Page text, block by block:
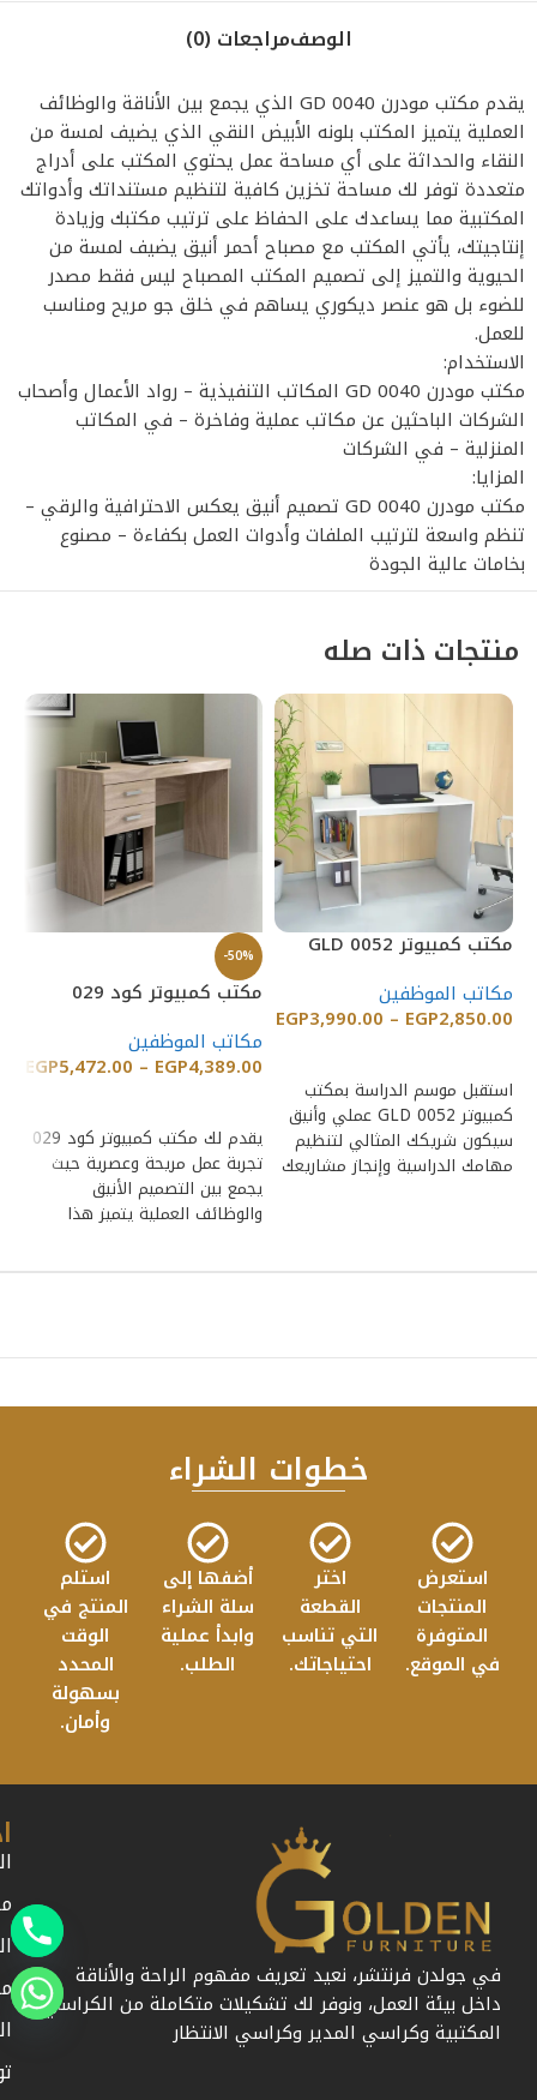
الوصفمراجعات (0)
يقدم مكتب مودرن GD 0040 الذي يجمع بين الأناقة والوظائف
العملية يتميز المكتب بلونه الأبيض النقي الذي يضيف لمسة من
النقاء والحداثة على أي مساحة عمل يحتوي المكتب على أدراج
متعددة توفر لك مساحة تخزين كافية لتنظيم مستنداتك وأدواتك
المكتبية مما يساعدك على الحفاظ على ترتيب مكتبك وزيادة
إنتاجيتك، يأتي المكتب مع مصباح أحمر أنيق يضيف لمسة من
الحيوية والتميز إلى تصميم المكتب المصباح ليس فقط مصدر
للضوء بل هو عنصر ديكوري يساهم في خلق جو مريح ومناسب
للعمل.
الاستخدام:
مكتب مودرن GD 0040 المكاتب التنفيذية – رواد الأعمال وأصحاب
الشركات الباحثين عن مكاتب عملية وفاخرة – في المكاتب
المنزلية – في الشركات
المزايا:
مكتب مودرن GD 0040 تصميم أنيق يعكس الاحترافية والرقي –
تنظم واسعة لترتيب الملفات وأدوات العمل بكفاءة – مصنوع
بخامات عالية الجودة
منتجات ذات صله
مكتب كمبيوتر GLD 0052
مكاتب الموظفين
EGP2,850.00
–
EGP3,990.00
استقبل موسم الدراسة بمكتب
كمبيوتر GLD 0052 عملي وأنيق
سيكون شريكك المثالي لتنظيم
مهامك الدراسية وإنجاز مشاريعك
-50%
مكتب كمبيوتر كود 029
مكاتب الموظفين
EGP4,389.00
–
EGP5,472.00
يقدم لك مكتب كمبيوتر كود 029
تجربة عمل مريحة وعصرية حيث
يجمع بين التصميم الأنيق
والوظائف العملية يتميز هذا
خطوات الشراء
استعرض
المنتجات
المتوفرة
في الموقع.
اختر
القطعة
التي تناسب
احتياجاتك.
أضفها إلى
سلة الشراء
وابدأ عملية
الطلب.
استلم
المنتج في
الوقت
المحدد
بسهولة
وأمان.
في جولدن فرنتشر، نعيد تعريف مفهوم الراحة والأناقة
داخل بيئة العمل، ونوفر لك تشكيلات متكاملة من الكراسي
المكتبية وكراسي المدير وكراسي الانتظار